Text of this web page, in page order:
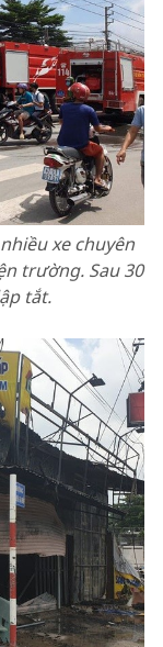
xe chuyên
trường. Sau 30
tắt.